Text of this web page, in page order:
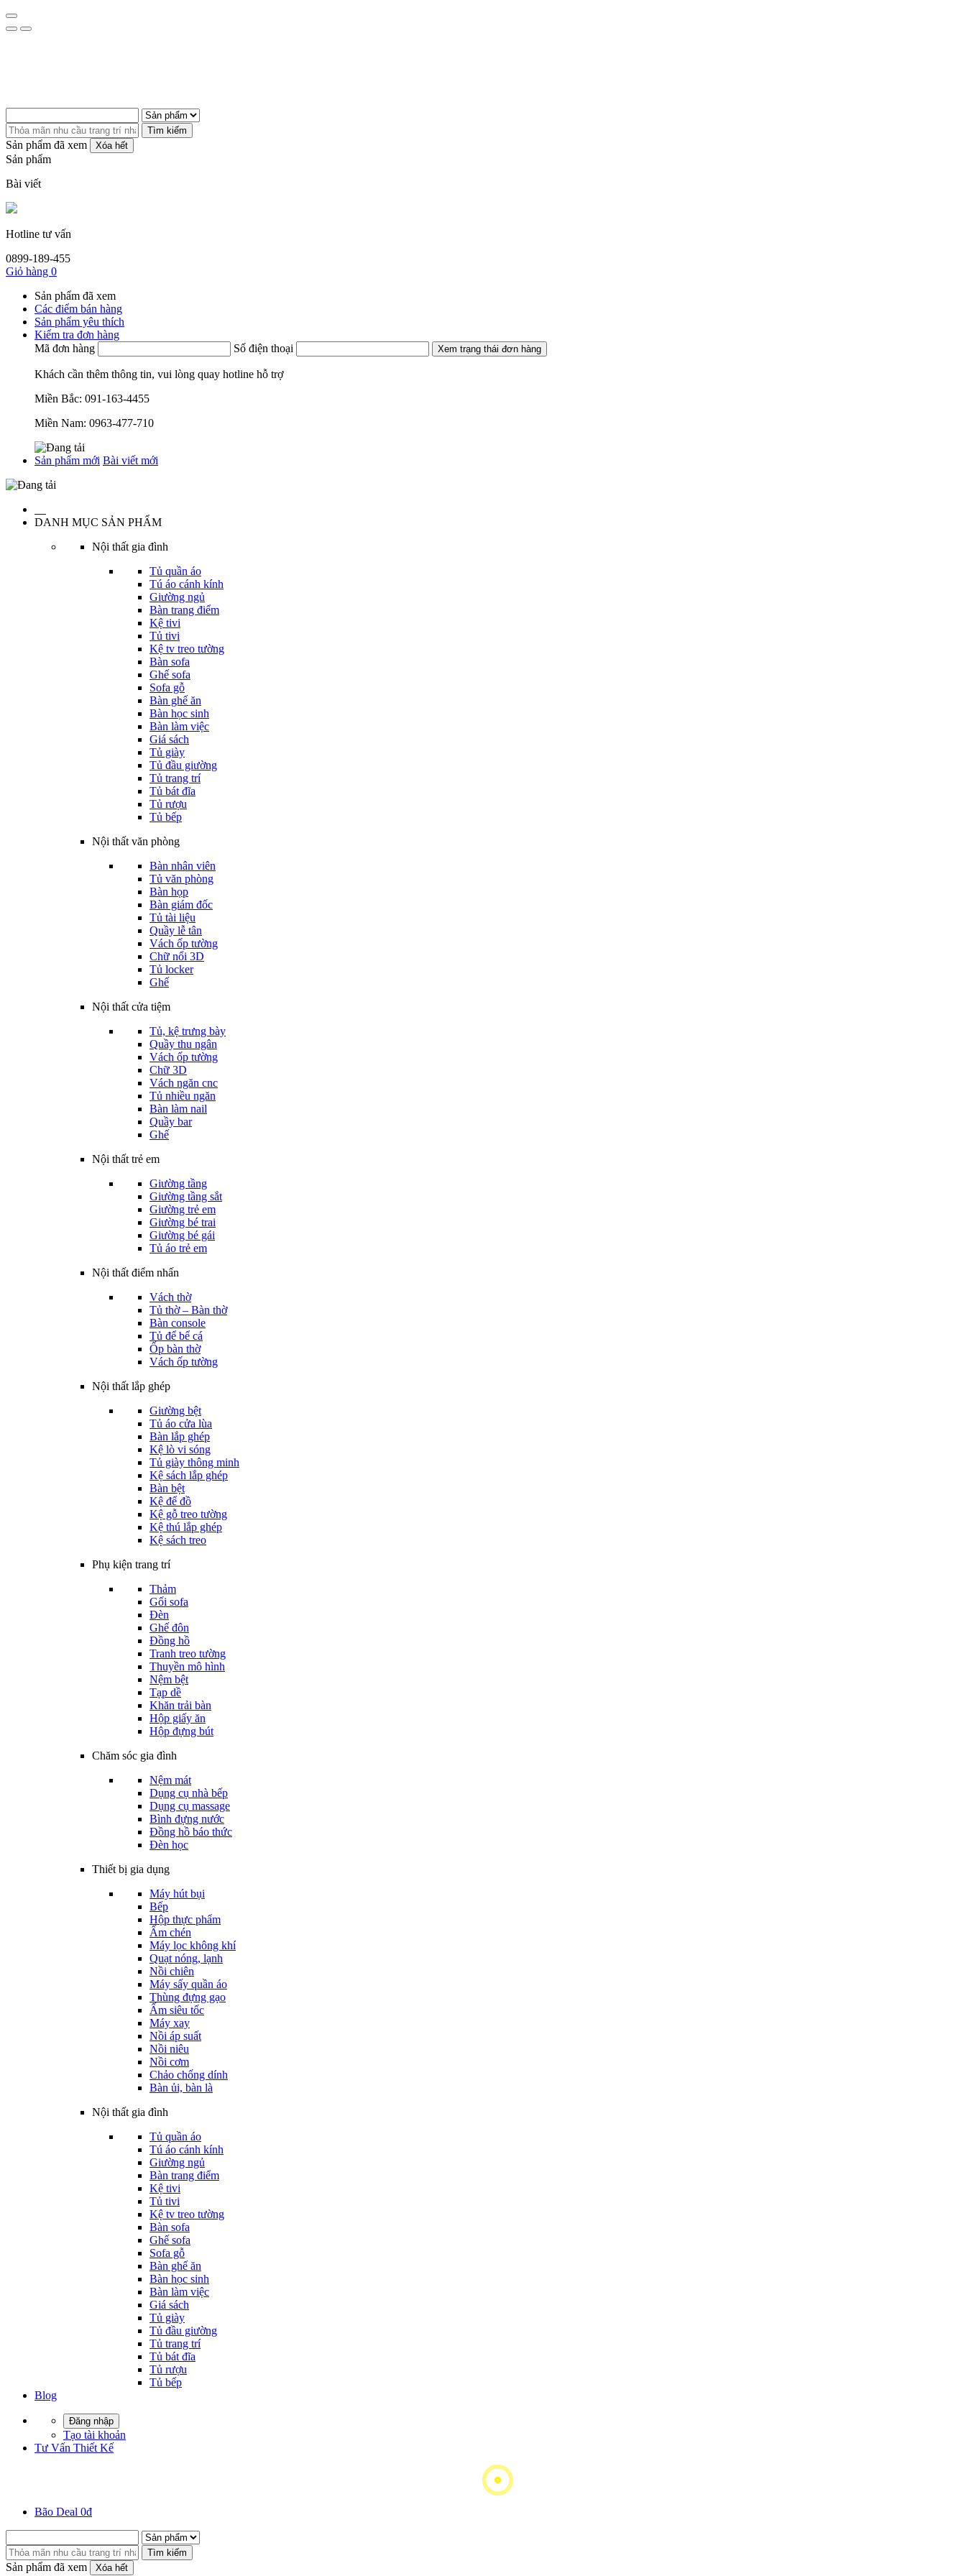
Tìm kiếm
Sản phẩm đã xem Xóa hết
Sản phẩm
Bài viết
Hotline tư vấn
0899-189-455
Giỏ hàng 0
Sản phẩm đã xem
Các điểm bán hàng
Sản phẩm yêu thích
Kiểm tra đơn hàng
Mã đơn hàng
Số điện thoại Xem trạng thái đơn hàng
Khách cần thêm thông tin, vui lòng quay hotline hỗ trợ
Miền Bắc: 091-163-4455
Miền Nam: 0963-477-710
Sản phẩm mới Bài viết mới
DANH MỤC SẢN PHẨM
Nội thất gia đình
Tủ quần áo
Tú áo cánh kính
Giường ngủ
Bàn trang điểm
Kệ tivi
Tủ tivi
Kệ tv treo tường
Bàn sofa
Ghế sofa
Sofa gỗ
Bàn ghế ăn
Bàn học sinh
Bàn làm việc
Giá sách
Tủ giày
Tủ đầu giường
Tủ trang trí
Tủ bát đĩa
Tủ rượu
Tủ bếp
Nội thất văn phòng
Bàn nhân viên
Tủ văn phòng
Bàn họp
Bàn giám đốc
Tủ tài liệu
Quầy lễ tân
Vách ốp tường
Chữ nổi 3D
Tủ locker
Ghế
Nội thất cửa tiệm
Tủ, kệ trưng bày
Quầy thu ngân
Vách ốp tường
Chữ 3D
Vách ngăn cnc
Tủ nhiều ngăn
Bàn làm nail
Quầy bar
Ghế
Nội thất trẻ em
Giường tầng
Giường tầng sắt
Giường trẻ em
Giường bé trai
Giường bé gái
Tủ áo trẻ em
Nội thất điểm nhấn
Vách thờ
Tủ thờ – Bàn thờ
Bàn console
Tủ để bể cá
Ốp bàn thờ
Vách ốp tường
Nội thất lắp ghép
Giường bệt
Tủ áo cửa lùa
Bàn lắp ghép
Kệ lò vi sóng
Tủ giày thông minh
Kệ sách lắp ghép
Bàn bệt
Kệ để đồ
Kệ gỗ treo tường
Kệ thú lắp ghép
Kệ sách treo
Phụ kiện trang trí
Thảm
Gối sofa
Đèn
Ghế đôn
Đồng hồ
Tranh treo tường
Thuyền mô hình
Nệm bệt
Tạp dề
Khăn trải bàn
Hộp giấy ăn
Hộp đựng bút
Chăm sóc gia đình
Nệm mát
Dụng cụ nhà bếp
Dụng cụ massage
Bình đựng nước
Đồng hồ báo thức
Đèn học
Thiết bị gia dụng
Máy hút bụi
Bếp
Hộp thực phẩm
Ấm chén
Máy lọc không khí
Quạt nóng, lạnh
Nồi chiên
Máy sấy quần áo
Thùng đựng gạo
Ấm siêu tốc
Máy xay
Nồi áp suất
Nồi niêu
Nồi cơm
Chảo chống dính
Bàn ủi, bàn là
Nội thất gia đình
Tủ quần áo
Tú áo cánh kính
Giường ngủ
Bàn trang điểm
Kệ tivi
Tủ tivi
Kệ tv treo tường
Bàn sofa
Ghế sofa
Sofa gỗ
Bàn ghế ăn
Bàn học sinh
Bàn làm việc
Giá sách
Tủ giày
Tủ đầu giường
Tủ trang trí
Tủ bát đĩa
Tủ rượu
Tủ bếp
Blog
Đăng nhập
Tạo tài khoản
Tư Vấn Thiết Kế
Bão Deal 0đ
Tìm kiếm
Sản phẩm đã xem Xóa hết